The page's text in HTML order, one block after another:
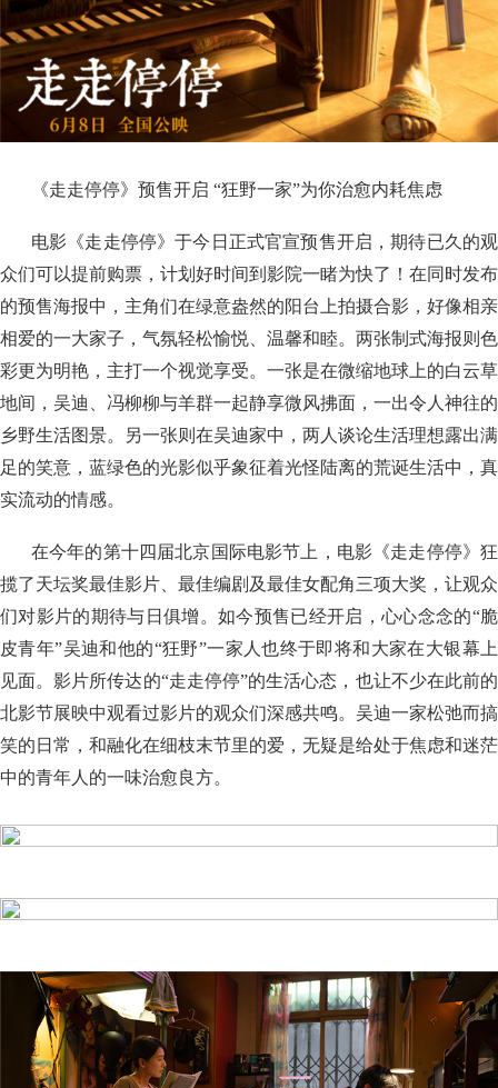
《走走停停》预售开启 “狂野一家”为你治愈内耗焦虑
电影《走走停停》于今日正式官宣预售开启，期待已久的观
众们可以提前购票，计划好时间到影院一睹为快了！在同时发布
的预售海报中，主角们在绿意盎然的阳台上拍摄合影，好像相亲
相爱的一大家子，气氛轻松愉悦、温馨和睦。两张制式海报则色
彩更为明艳，主打一个视觉享受。一张是在微缩地球上的白云草
地间，吴迪、冯柳柳与羊群一起静享微风拂面，一出令人神往的
乡野生活图景。另一张则在吴迪家中，两人谈论生活理想露出满
足的笑意，蓝绿色的光影似乎象征着光怪陆离的荒诞生活中，真
实流动的情感。
在今年的第十四届北京国际电影节上，电影《走走停停》狂
揽了天坛奖最佳影片、最佳编剧及最佳女配角三项大奖，让观众
们对影片的期待与日俱增。如今预售已经开启，心心念念的“脆
皮青年”吴迪和他的“狂野”一家人也终于即将和大家在大银幕上
见面。影片所传达的“走走停停”的生活心态，也让不少在此前的
北影节展映中观看过影片的观众们深感共鸣。吴迪一家松弛而搞
笑的日常，和融化在细枝末节里的爱，无疑是给处于焦虑和迷茫
中的青年人的一味治愈良方。